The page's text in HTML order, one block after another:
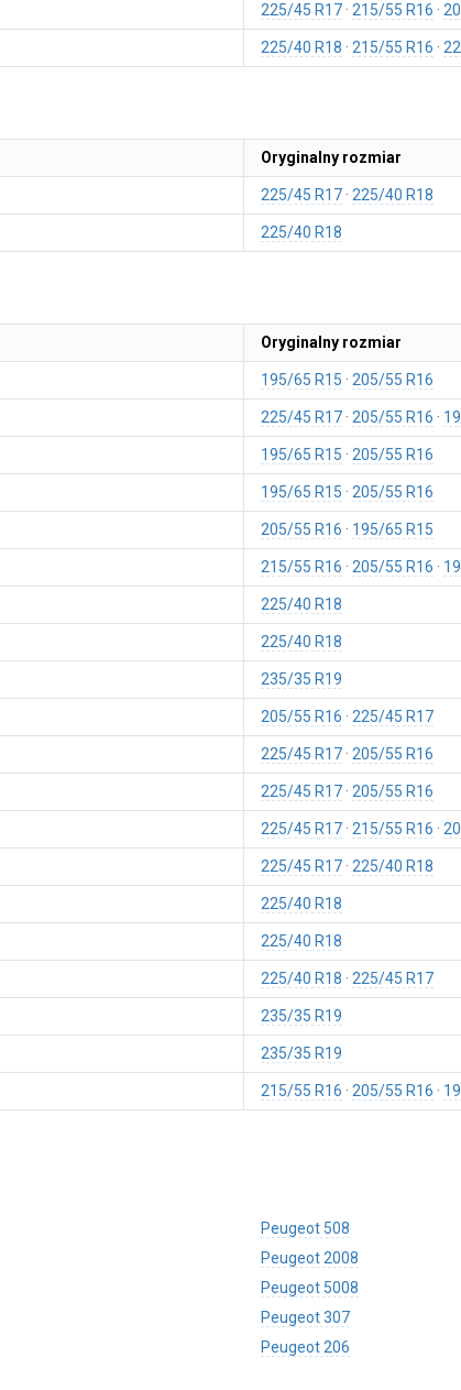
225/45 R17 215/55 R16
225/40 R18 215/55 R16
Oryginalny rozmiar
225/45 R17 225/40 R18
225/40 R18
Oryginalny rozmiar
195/65 R15 205/55 R16
225/45 R17 205/55 R16
195/65 R15 205/55 R16
195/65 R15 205/55 R16
205/55 R16 195/65 R15
215/55 R16 205/55 R16
225/40 R18
225/40 R18
235/35 R19
205/55 R16 225/45 R17
225/45 R17 205/55 R16
225/45 R17 205/55 R16
225/45 R17 215/55 R16
225/45 R17 225/40 R18
225/40 R18
225/40 R18
225/40 R18 225/45 R17
235/35 R19
235/35 R19
215/55 R16 205/55 R16
Peugeot 508
Peugeot 2008
Peugeot 5008
Peugeot 307
Peugeot 206